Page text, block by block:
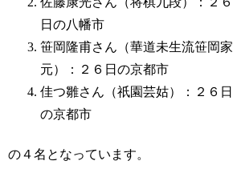
日の八幡市
笹岡隆甫さん（華道未生流笹岡家
元）：２６日の京都市
佳つ雛さん（祇園芸姑）：２６日
の京都市
の４名となっています。